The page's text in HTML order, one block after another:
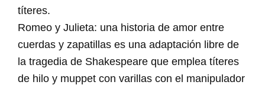
títeres.
Romeo y Julieta: una historia de amor entre
cuerdas y zapatillas es una adaptación libre de
la tragedia de Shakespeare que emplea títeres
de hilo y muppet con varillas con el manipulador